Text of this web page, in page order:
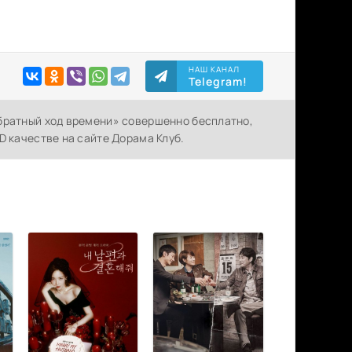
НАШ КАНАЛ
Telegram!
ход времени» совершенно бесплатно,
на сайте Дорама Клуб.